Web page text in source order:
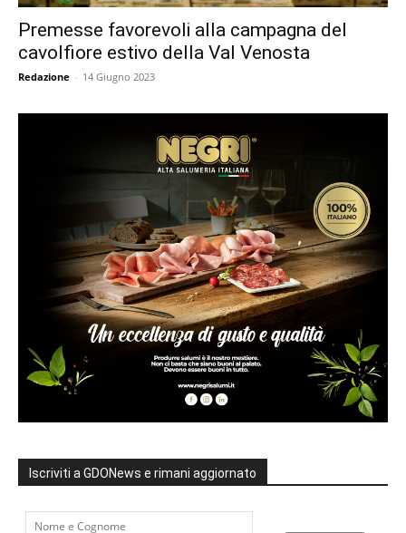
Premesse favorevoli alla campagna del
cavolfiore estivo della Val Venosta
Redazione - 14 Giugno 2023
Iscriviti a GDONews e rimani aggiornato